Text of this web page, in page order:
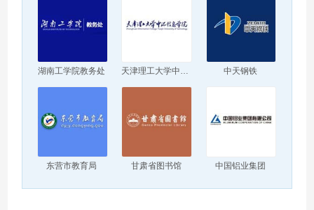
湖南工学院教务处 天津理工大学中环信息学院 中天钢铁
东营市教育局 甘肃省图书馆 中国铝业集团